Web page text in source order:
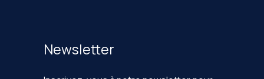
Newsletter